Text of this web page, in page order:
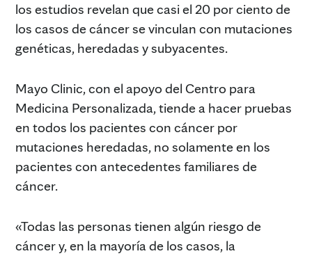
los estudios revelan que casi el 20 por ciento de
los casos de cáncer se vinculan con mutaciones
genéticas, heredadas y subyacentes.
Mayo Clinic, con el apoyo del Centro para
Medicina Personalizada, tiende a hacer pruebas
en todos los pacientes con cáncer por
mutaciones heredadas, no solamente en los
pacientes con antecedentes familiares de
cáncer.
«Todas las personas tienen algún riesgo de
cáncer y, en la mayoría de los casos, la